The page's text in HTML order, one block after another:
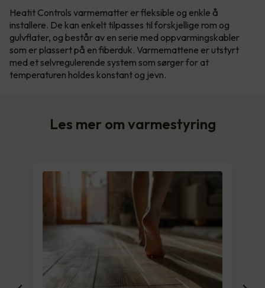
Heatit Controls varmematter er fleksible og enkle å
installere. De kan enkelt tilpasses til forskjellige rom og
gulvflater, og består av en serie med oppvarmingskabler
som er plassert på en fiberduk. Varmemattene er utstyrt
med et selvregulerende system som sørger for at
temperaturen holdes konstant og jevn.
Les mer om varmestyring